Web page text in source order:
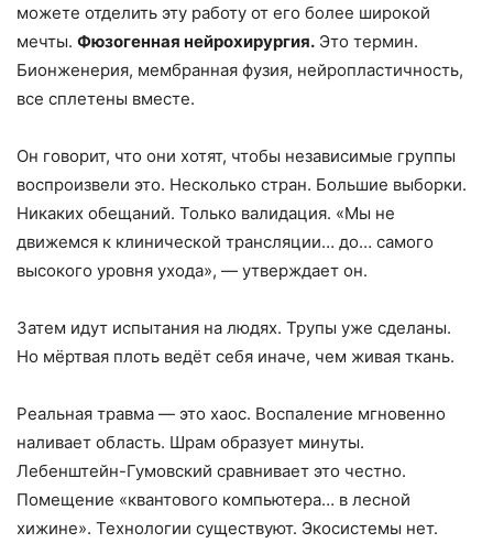
можете отделить эту работу от его более широкой
мечты. Фюзогенная нейрохирургия. Это термин.
Бионженерия, мембранная фузия, нейропластичность,
все сплетены вместе.
Он говорит, что они хотят, чтобы независимые группы
воспроизвели это. Несколько стран. Большие выборки.
Никаких обещаний. Только валидация. «Мы не
движемся к клинической трансляции… до… самого
высокого уровня ухода», — утверждает он.
Затем идут испытания на людях. Трупы уже сделаны.
Но мёртвая плоть ведёт себя иначе, чем живая ткань.
Реальная травма — это хаос. Воспаление мгновенно
наливает область. Шрам образует минуты.
Лебенштейн-Гумовский сравнивает это честно.
Помещение «квантового компьютера… в лесной
хижине». Технологии существуют. Экосистемы нет.